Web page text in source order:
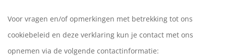
Voor vragen en/of opmerkingen met betrekking tot ons
cookiebeleid en deze verklaring kun je contact met ons
opnemen via de volgende contactinformatie: